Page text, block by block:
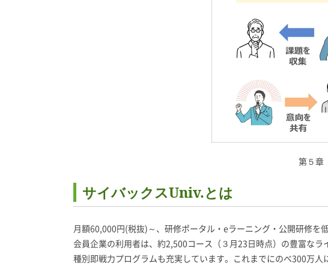
第５章
サイバックスUniv.とは
月額60,000円(税抜)～、研修ポータル・eラーニング・公開研修を
会員企業の利用者は、約2,500コース（３月23日時点）の豊富な
種別即戦力プログラムも充実しています。これまでにのべ300万人